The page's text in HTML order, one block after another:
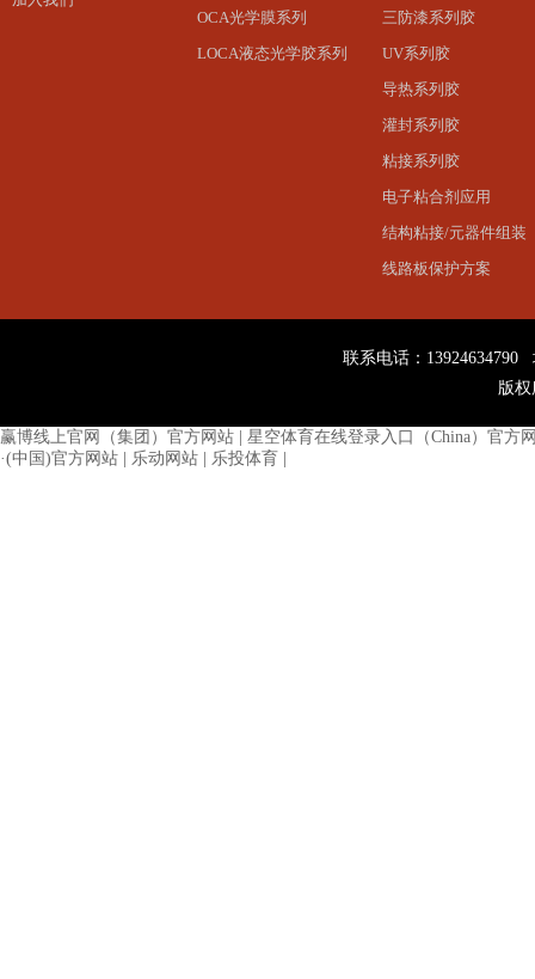
OCA光学膜系列
LOCA液态光学胶系列
三防漆系列胶
UV系列胶
导热系列胶
灌封系列胶
粘接系列胶
电子粘合剂应用
结构粘接/元器件组装
线路板保护方案
联系电话：
版
赢博线上官网（集团）官方网站
星空体育在线登录入口（China）官方
·(中国)官方网站
乐动网站 乐投体育